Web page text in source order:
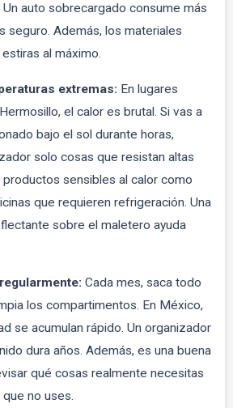
Un auto sobrecargado consume más
seguro. Además, los materiales
al máximo.
extremas: En lugares
el calor es brutal. Si vas a
bajo el sol durante horas,
solo cosas que resistan altas
sensibles al calor como
que requieren refrigeración. Una
sobre el maletero ayuda
Cada mes, saca todo
los compartimentos. En México,
se acumulan rápido. Un organizador
dura años. Además, es una buena
qué cosas realmente necesitas
que no uses.